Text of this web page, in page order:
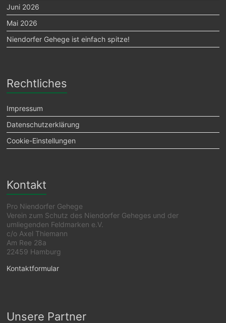
Juni 2026
Mai 2026
Niendorfer Gehege ist einfach spitze!
Rechtliches
Impressum
Datenschutzerklärung
Cookie-Einstellungen
Kontakt
Pro Niendorfer Gehege
Verein zum Schutz des Niendorfer Geheges und der
umliegenden Feldmarken e.V.
c/o Axel Thiemann
Am Ree 28a
22459 Hamburg
Kontaktformular
Unsere Partner